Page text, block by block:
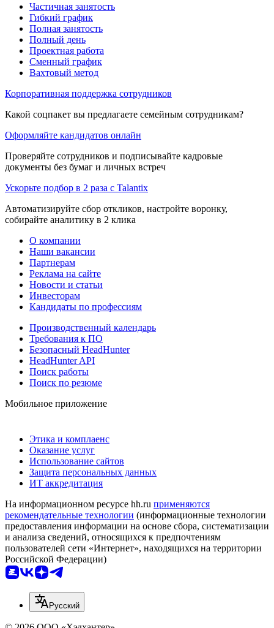
Частичная занятость
Гибкий график
Полная занятость
Полный день
Проектная работа
Сменный график
Вахтовый метод
Корпоративная поддержка сотрудников
Какой соцпакет вы предлагаете семейным сотрудникам?
Оформляйте кандидатов онлайн
Проверяйте сотрудников и подписывайте кадровые
документы без бумаг и личных встреч
Ускорьте подбор в 2 раза с Talantix
Автоматизируйте сбор откликов, настройте воронку,
собирайте аналитику в 2 клика
О компании
Наши вакансии
Партнерам
Реклама на сайте
Новости и статьи
Инвесторам
Кандидаты по профессиям
Производственный календарь
Требования к ПО
Безопасный HeadHunter
HeadHunter API
Поиск работы
Поиск по резюме
Мобильное приложение
Этика и комплаенс
Оказание услуг
Использование сайтов
Защита персональных данных
ИТ аккредитация
На информационном ресурсе hh.ru применяются
рекомендательные технологии (информационные технологии
предоставления информации на основе сбора, систематизации
и анализа сведений, относящихся к предпочтениям
пользователей сети «Интернет», находящихся на территории
Российской Федерации)
Русский